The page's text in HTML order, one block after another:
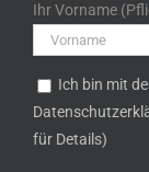
Ihr Vorname
Ich bin mit
für Details)